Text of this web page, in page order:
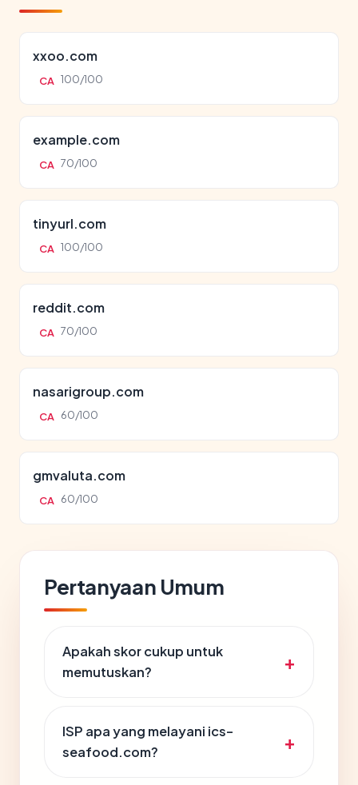
xxoo.com
CA 100/100
example.com
CA 70/100
tinyurl.com
CA 100/100
reddit.com
CA 70/100
nasarigroup.com
CA 60/100
gmvaluta.com
CA 60/100
Pertanyaan Umum
Apakah skor cukup untuk
memutuskan?
ISP apa yang melayani ics-
seafood.com?